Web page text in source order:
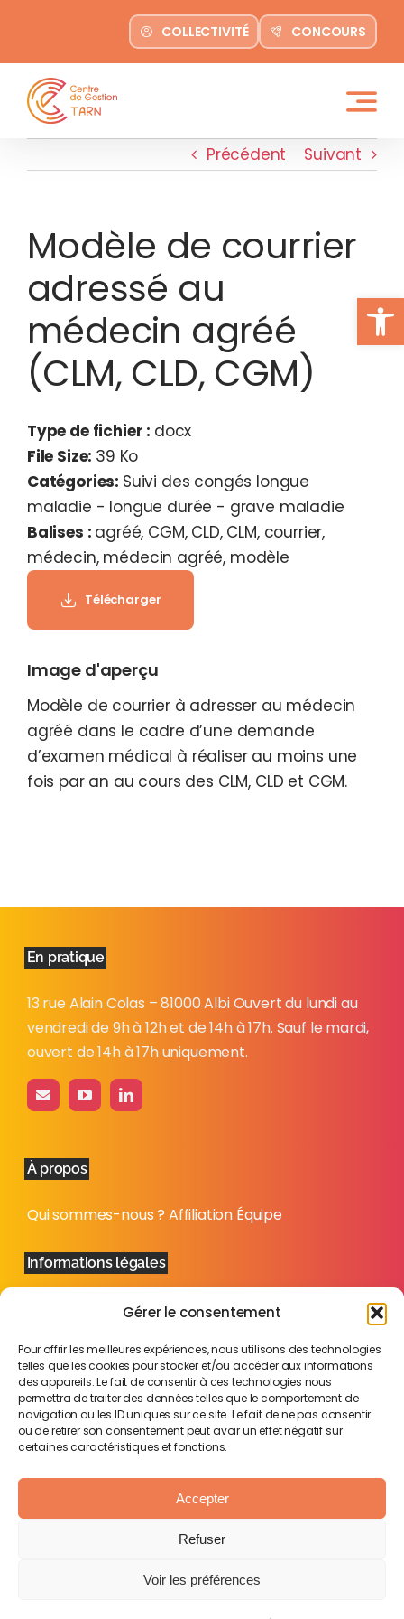
Ouvrir
Gérer le consentement
Pour offrir les meilleures expériences, nous utilisons des technologies
telles que les cookies pour stocker et/ou accéder aux informations
des appareils. Le fait de consentir à ces technologies nous
permettra de traiter des données telles que le comportement de
navigation ou les ID uniques sur ce site. Le fait de ne pas consentir
ou de retirer son consentement peut avoir un effet négatif sur
certaines caractéristiques et fonctions.
Accepter
Refuser
Voir les préférences
contenu
COLLECTIVITÉ CONCOURS
Précédent Suivant
Modèle de courrier
adressé au
médecin agréé
(CLM, CLD, CGM)
Type de fichier : docx
File Size: 39 Ko
Catégories: Suivi des congés longue
maladie - longue durée - grave maladie
Balises : agréé, CGM, CLD, CLM, courrier,
médecin, médecin agréé, modèle
Télécharger
Image d'aperçu
Modèle de courrier à adresser au médecin
agréé dans le cadre d’une demande
d’examen médical à réaliser au moins une
fois par an au cours des CLM, CLD et CGM.
En pratique
13 rue Alain Colas – 81000 Albi Ouvert du lundi au
vendredi de 9h à 12h et de 14h à 17h. Sauf le mardi,
ouvert de 14h à 17h uniquement.
À propos
Qui sommes-nous ? Affiliation Équipe
Informations légales
Mentions légales Politique de confidentialité